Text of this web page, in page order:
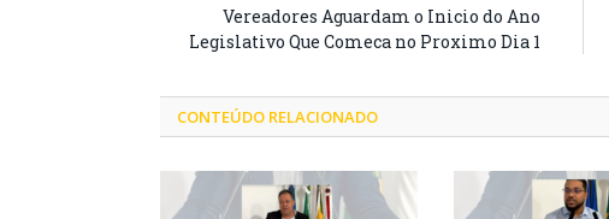
Vereadores Aguardam o Inicio do Ano
Legislativo Que Comeca no Proximo Dia 1
CONTEÚDO RELACIONADO